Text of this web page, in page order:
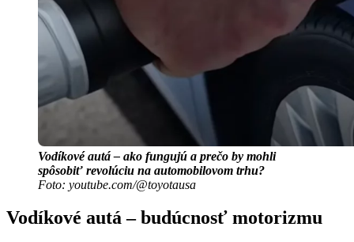
Vodíkové autá – ako fungujú a prečo by mohli
spôsobiť revolúciu na automobilovom trhu?
Foto: youtube.com/@toyotausa
Vodíkové autá – budúcnosť motorizmu